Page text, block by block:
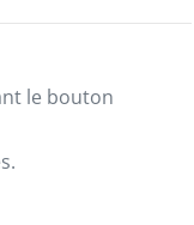
le bouton